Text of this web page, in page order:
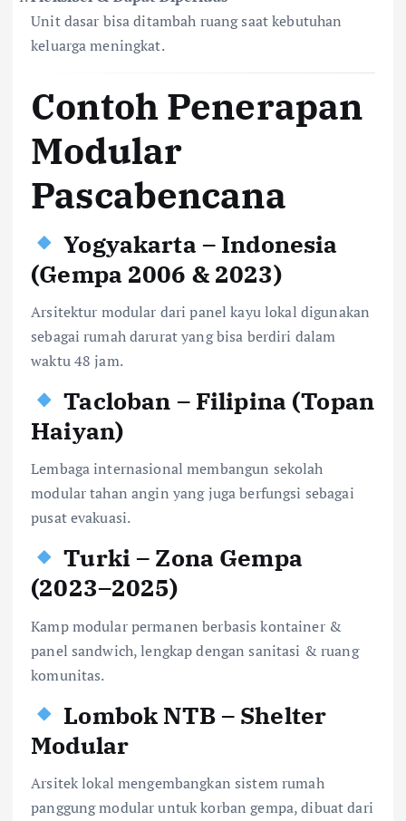
Unit dasar bisa ditambah ruang saat kebutuhan
keluarga meningkat.
Contoh Penerapan
Modular
Pascabencana
Yogyakarta – Indonesia
(Gempa 2006 & 2023)
Arsitektur modular dari panel kayu lokal digunakan
sebagai rumah darurat yang bisa berdiri dalam
waktu 48 jam.
Tacloban – Filipina (Topan
Haiyan)
Lembaga internasional membangun sekolah
modular tahan angin yang juga berfungsi sebagai
pusat evakuasi.
Turki – Zona Gempa
(2023–2025)
Kamp modular permanen berbasis kontainer &
panel sandwich, lengkap dengan sanitasi & ruang
komunitas.
Lombok NTB – Shelter
Modular
Arsitek lokal mengembangkan sistem rumah
panggung modular untuk korban gempa, dibuat dari